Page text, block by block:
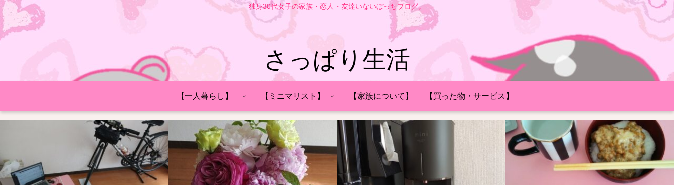
独身30代女子の家族・恋人・友達いないぼっちブログ。
さっぱり生活
【一人暮らし】 【ミニマリスト】 【家族について】 【買った物・サービス】